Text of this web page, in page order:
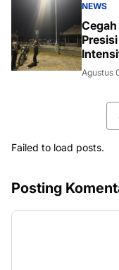
NEWS
Agustus
Failed to load posts.
Posting